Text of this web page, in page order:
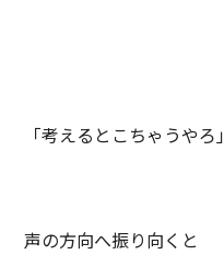
「考えるとこちゃうやろ」
声の方向へ振り向くと